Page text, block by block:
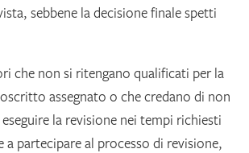
sebbene la decisione finale spetti
che non si ritengano qualificati per la
assegnato o che credano di non
la revisione nei tempi richiesti
a partecipare al processo di revisione,